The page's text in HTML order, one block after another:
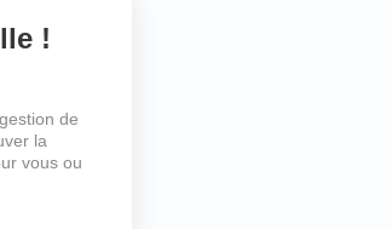
!
de
la
vous ou